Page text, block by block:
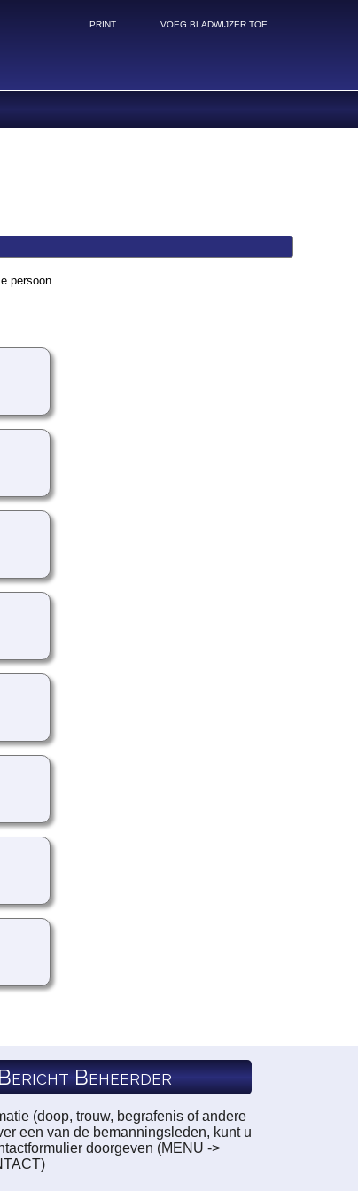
PRINT VOEG BLADWIJZER TOE
persoon
Beheerder
(doop, trouw, begrafenis of andere
een van de bemanningsleden, kunt u
doorgeven (MENU ->